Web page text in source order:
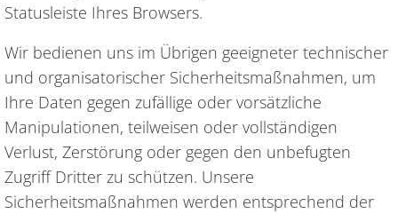
Statusleiste Ihres Browsers.
Wir bedienen uns im Übrigen geeigneter technischer
und organisatorischer Sicherheitsmaßnahmen, um
Ihre Daten gegen zufällige oder vorsätzliche
Manipulationen, teilweisen oder vollständigen
Verlust, Zerstörung oder gegen den unbefugten
Zugriff Dritter zu schützen. Unsere
Sicherheitsmaßnahmen werden entsprechend der